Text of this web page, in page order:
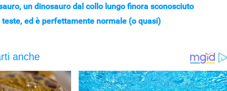
un dinosauro dal collo lungo finora sconosciuto
ed è perfettamente normale (o quasi)